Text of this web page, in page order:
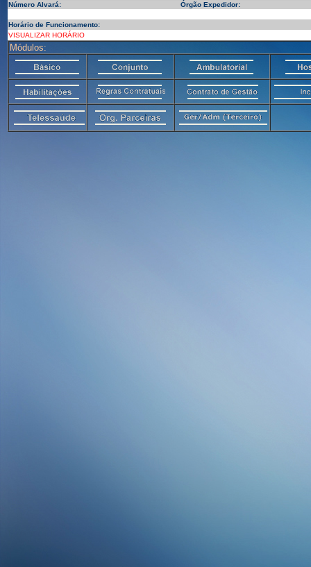
Número Alvará:
Órgão Expedidor:
Horário de Funcionamento:
VISUALIZAR HORÁRIO
Módulos: